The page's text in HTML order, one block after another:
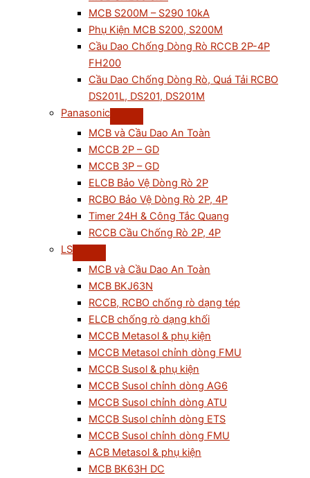
MCB S200M – S290 10kA
Phụ Kiện MCB S200, S200M
Cầu Dao Chống Dòng Rò RCCB 2P-4P
FH200
Cầu Dao Chống Dòng Rò, Quá Tải RCBO
DS201L, DS201, DS201M
Panasonic
MCB và Cầu Dao An Toàn
MCCB 2P – GD
MCCB 3P – GD
ELCB Bảo Vệ Dòng Rò 2P
RCBO Bảo Vệ Dòng Rò 2P, 4P
Timer 24H & Công Tắc Quang
RCCB Cầu Chống Rò 2P, 4P
LS
MCB và Cầu Dao An Toàn
MCB BKJ63N
RCCB, RCBO chống rò dạng tép
ELCB chống rò dạng khối
MCCB Metasol & phụ kiện
MCCB Metasol chỉnh dòng FMU
MCCB Susol & phụ kiện
MCCB Susol chỉnh dòng AG6
MCCB Susol chỉnh dòng ATU
MCCB Susol chỉnh dòng ETS
MCCB Susol chỉnh dòng FMU
ACB Metasol & phụ kiện
MCB BK63H DC